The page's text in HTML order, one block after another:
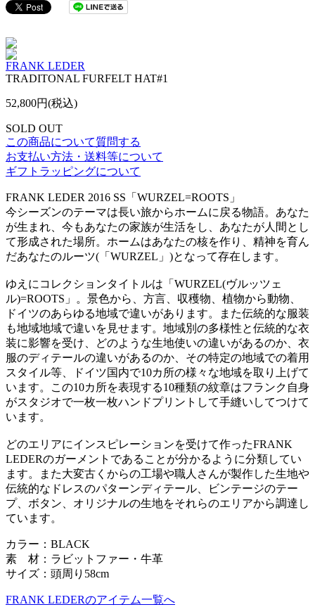
FRANK LEDER
TRADITONAL FURFELT HAT#1
52,800円(税込)
SOLD OUT
この商品について質問する
お支払い方法・送料等について
ギフトラッピングについて
FRANK LEDER 2016 SS「WURZEL=ROOTS」
今シーズンのテーマは長い旅からホームに戻る物語。あなた
が生まれ、今もあなたの家族が生活をし、あなたが人間とし
て形成された場所。ホームはあなたの核を作り、精神を育ん
だあなたのルーツ(「WURZEL」)となって存在します。
ゆえにコレクションタイトルは「WURZEL(ヴルッツェ
ル)=ROOTS」。景色から、方言、収穫物、植物から動物、
ドイツのあらゆる地域で違いがあります。また伝統的な服装
も地域地域で違いを見せます。地域別の多様性と伝統的な衣
装に影響を受け、どのような生地使いの違いがあるのか、衣
服のディテールの違いがあるのか、その特定の地域での着用
スタイル等、ドイツ国内で10カ所の様々な地域を取り上げて
います。この10カ所を表現する10種類の紋章はフランク自身
がスタジオで一枚一枚ハンドプリントして手縫いしてつけて
います。
どのエリアにインスピレーションを受けて作ったFRANK
LEDERのガーメントであることが分かるように分類してい
ます。また大変古くからの工場や職人さんが製作した生地や
伝統的なドレスのパターンディテール、ビンテージのテー
プ、ボタン、オリジナルの生地をそれらのエリアから調達し
ています。
カラー：BLACK
素 材：ラビットファー・牛革
サイズ：頭周り58cm
FRANK LEDERのアイテム一覧へ